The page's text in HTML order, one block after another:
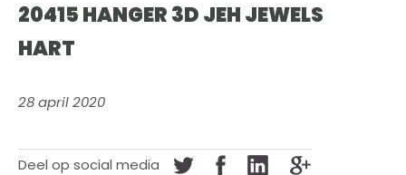
20415 HANGER 3D JEH JEWELS
HART
28 april 2020
Deel op social media